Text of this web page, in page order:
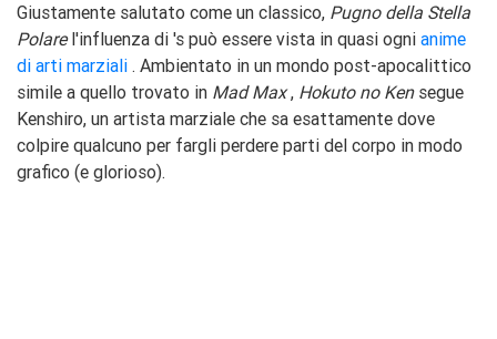
Giustamente salutato come un classico, Pugno della Stella
Polarel'influenza di 's può essere vista in quasi ogni anime
di arti marziali . Ambientato in un mondo post-apocalittico
simile a quello trovato in Mad Max, Hokuto no Kensegue
Kenshiro, un artista marziale che sa esattamente dove
colpire qualcuno per fargli perdere parti del corpo in modo
grafico (e glorioso).